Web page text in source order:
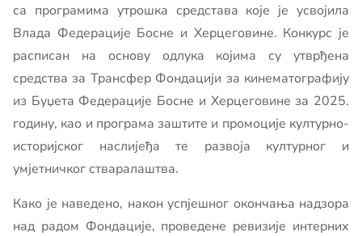
са програмима утрошка средстава које је усвојила
Влада Федерације Босне и Херцеговине. Конкурс је
расписан на основу одлука којима су утврђена
средства за Трансфер Фондацији за кинематографију
из Буџета Федерације Босне и Херцеговине за 2025.
годину, као и програма заштите и промоције културно-
историјског наслијеђа те развоја културног и
умјетничког стваралаштва.
Како је наведено, након успјешног окончања надзора
над радом Фондације, проведене ревизије интерних